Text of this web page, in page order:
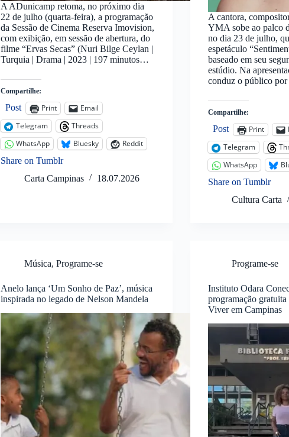
A ADunicamp retoma, no próximo dia
22 de julho (quarta-feira), a programação
da Sessão de Cinema Reserva Imovision,
com exibição, em sessão de abertura, do
filme “Ervas Secas” (Nuri Bilge Ceylan |
Turquia | Drama | 2023 | 197 minutos…
Compartilhe:
Post Print
Email
Telegram
Threads
WhatsApp
Bluesky
Reddit
Share on Tumblr
Carta Campinas
18.07.2026
A cantora,
YMA sobe ao palco
no dia 23 de julho,
espetáculo
baseado em seu
estúdio. Na
conduz o público
Compartilhe:
Post Print
Telegram
WhatsApp
Share on Tumblr
Cultura Carta
Música,Programe-se
Anelo lança ‘Um Sonho de Paz’, música
inspirada no legado de Nelson Mandela
Programe-se
Instituto Odara
programação
Viver em Campinas